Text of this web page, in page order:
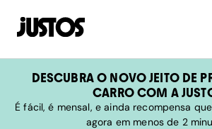
DESCUBRA O NOVO JEITO DE
CARRO COM A
É fácil, é mensal, e ainda recompensa
agora em menos de 2